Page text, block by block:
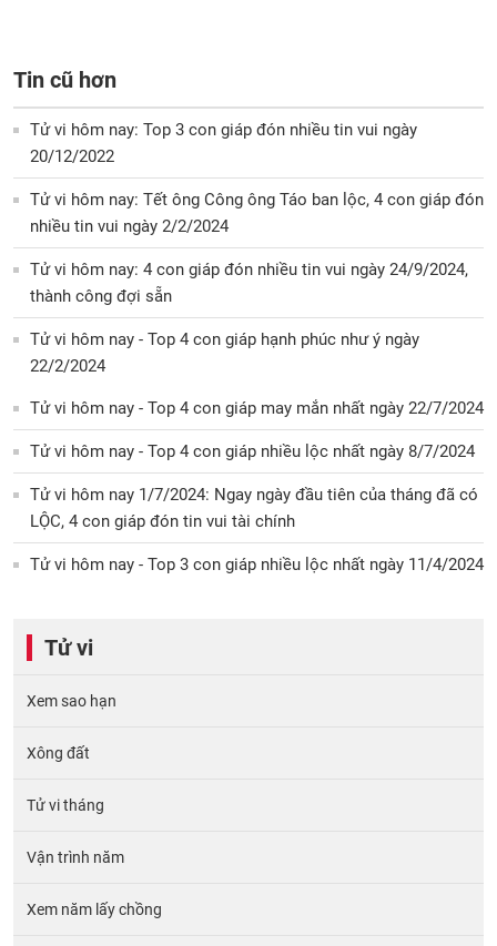
Tin cũ hơn
Tử vi hôm nay: Top 3 con giáp đón nhiều tin vui ngày
20/12/2022
Tử vi hôm nay: Tết ông Công ông Táo ban lộc, 4 con giáp đón
nhiều tin vui ngày 2/2/2024
Tử vi hôm nay: 4 con giáp đón nhiều tin vui ngày 24/9/2024,
thành công đợi sẵn
Tử vi hôm nay - Top 4 con giáp hạnh phúc như ý ngày
22/2/2024
Tử vi hôm nay - Top 4 con giáp may mắn nhất ngày 22/7/2024
Tử vi hôm nay - Top 4 con giáp nhiều lộc nhất ngày 8/7/2024
Tử vi hôm nay 1/7/2024: Ngay ngày đầu tiên của tháng đã có
LỘC, 4 con giáp đón tin vui tài chính
Tử vi hôm nay - Top 3 con giáp nhiều lộc nhất ngày 11/4/2024
Tử vi
Xem sao hạn
Xông đất
Tử vi tháng
Vận trình năm
Xem năm lấy chồng